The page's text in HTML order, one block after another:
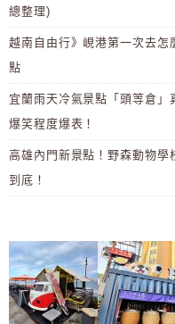
總整理)
越南自由行》峴港第一次去怎
點
宜蘭雨天冷氣景點「頭等倉
爆笑程度爆表！
高雄內門新景點！野森動物學
到底！